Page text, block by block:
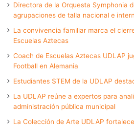
Directora de la Orquesta Symphonia
agrupaciones de talla nacional e
La convivencia familiar marca el
Escuelas Aztecas
Coach de Escuelas Aztecas UDLAP
Football en Alemania
Estudiantes STEM de la UDLAP
La UDLAP reúne a expertos para
administración pública municipal
La Colección de Arte UDLAP